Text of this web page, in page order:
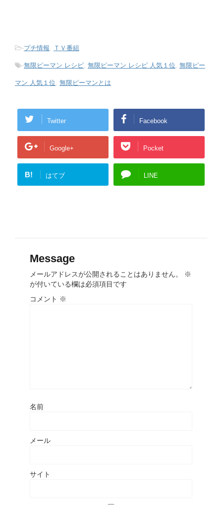
-プチ情報, ＴＶ番組
-無限ピーマン レシピ, 無限ピーマン レシピ 人気１位, 無限ピー
マン 人気１位, 無限ピーマンとは
Twitter Facebook
Google+ Pocket
B! はてブ LINE
Message
メールアドレスが公開されることはありません。
※
が付いている欄は必須項目です
コメント ※
名前
メール
サイト